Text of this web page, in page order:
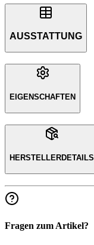
AUSSTATTUNG
EIGENSCHAFTEN
HERSTELLERDETAILS
Fragen zum Artikel?